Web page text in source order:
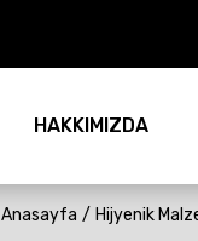
HAKKIMIZDA
Anasayfa Hijyenik